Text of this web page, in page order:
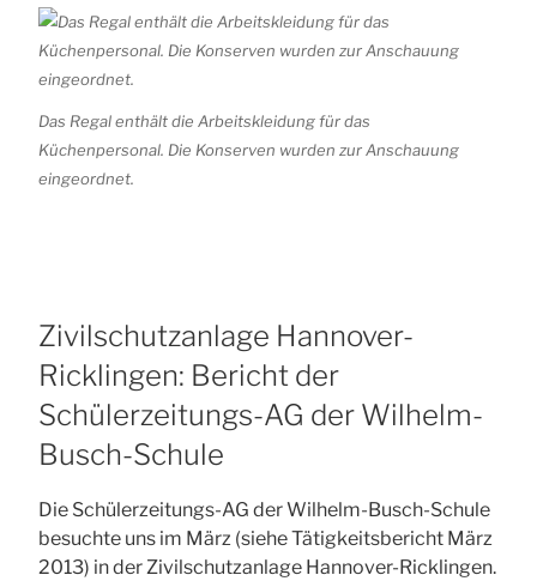
Das Regal enthält die Arbeitskleidung für das
Küchenpersonal. Die Konserven wurden zur Anschauung
eingeordnet.
Zivilschutzanlage Hannover-
Ricklingen: Bericht der
Schülerzeitungs-AG der Wilhelm-
Busch-Schule
Die Schülerzeitungs-AG der Wilhelm-Busch-Schule
besuchte uns im März (siehe Tätigkeitsbericht März
2013) in der Zivilschutzanlage Hannover-Ricklingen.